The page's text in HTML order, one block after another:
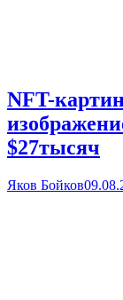
NFT-
$27тысяч
Яков Бойков